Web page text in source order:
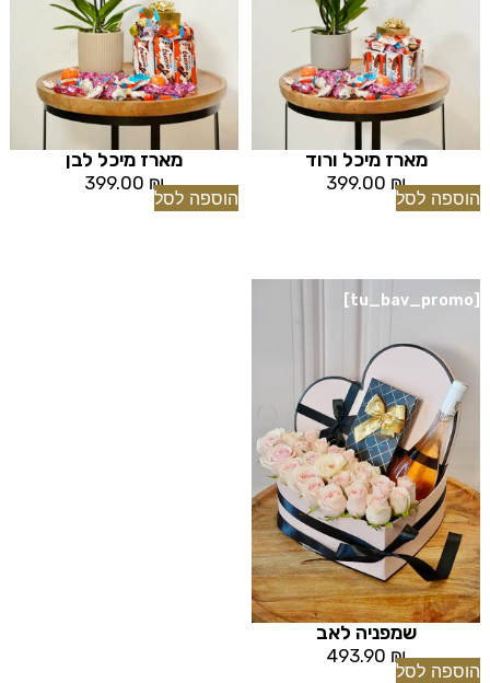
מארז מיכל ורוד
399.00 ₪
הוספה לסל
מארז מיכל לבן
399.00 ₪
הוספה לסל
[tu_bav_promo]
שמפניה לאב
493.90 ₪
הוספה לסל